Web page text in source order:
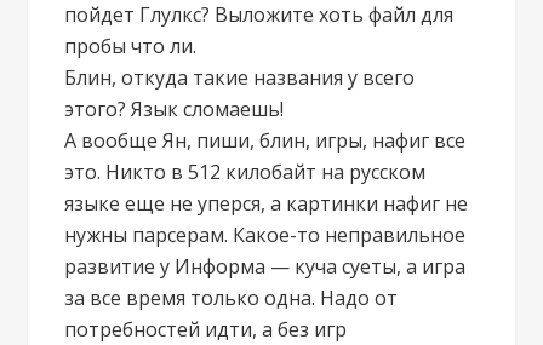
пойдет Глулкс? Выложите хоть файл для
пробы что ли.
Блин, откуда такие названия у всего
этого? Язык сломаешь!
А вообще Ян, пиши, блин, игры, нафиг все
это. Никто в 512 килобайт на русском
языке еще не уперся, а картинки нафиг не
нужны парсерам. Какое-то неправильное
развитие у Информа — куча суеты, а игра
за все время только одна. Надо от
потребностей идти, а без игр